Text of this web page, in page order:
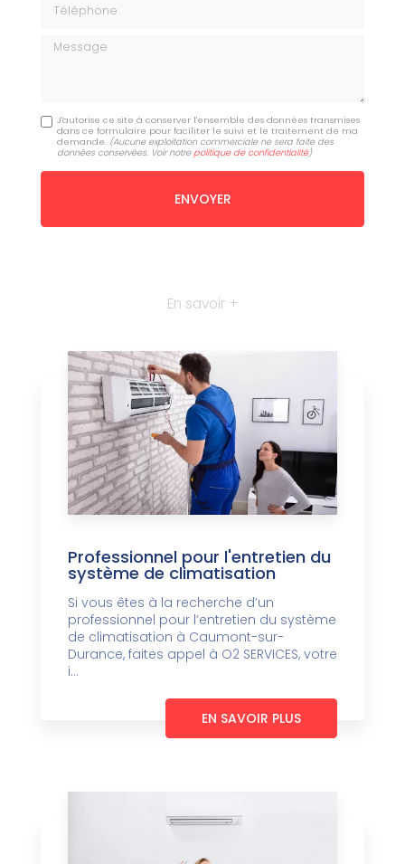
Message
J'autorise ce site à conserver l'ensemble des données transmises
dans ce formulaire pour faciliter le suivi et le traitement de ma
demande. (Aucune exploitation commerciale ne sera faite des
données conservées. Voir notre politique de confidentialité)
En savoir +
Professionnel pour l'entretien du
système de climatisation
Si vous êtes à la recherche d’un
professionnel pour l’entretien du système
de climatisation à Caumont-sur-
Durance, faites appel à O2 SERVICES, votre
i...
EN SAVOIR PLUS